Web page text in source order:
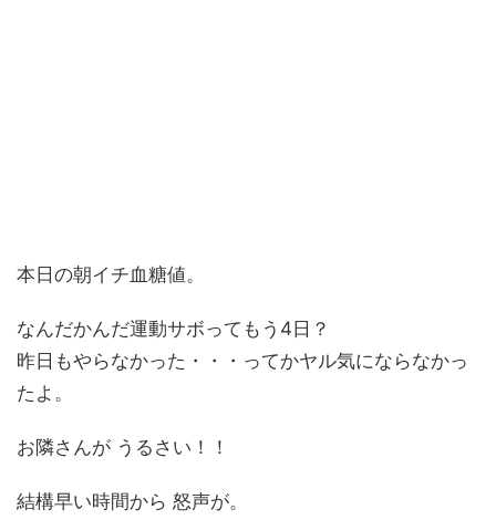
本日の朝イチ血糖値。
なんだかんだ運動サボってもう4日？
昨日もやらなかった・・・ってかヤル気にならなかっ
たよ。
お隣さんが うるさい！！
結構早い時間から 怒声が。